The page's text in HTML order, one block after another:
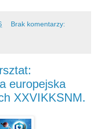
Brak komentarzy:
europejska
XXVIKKSNM.